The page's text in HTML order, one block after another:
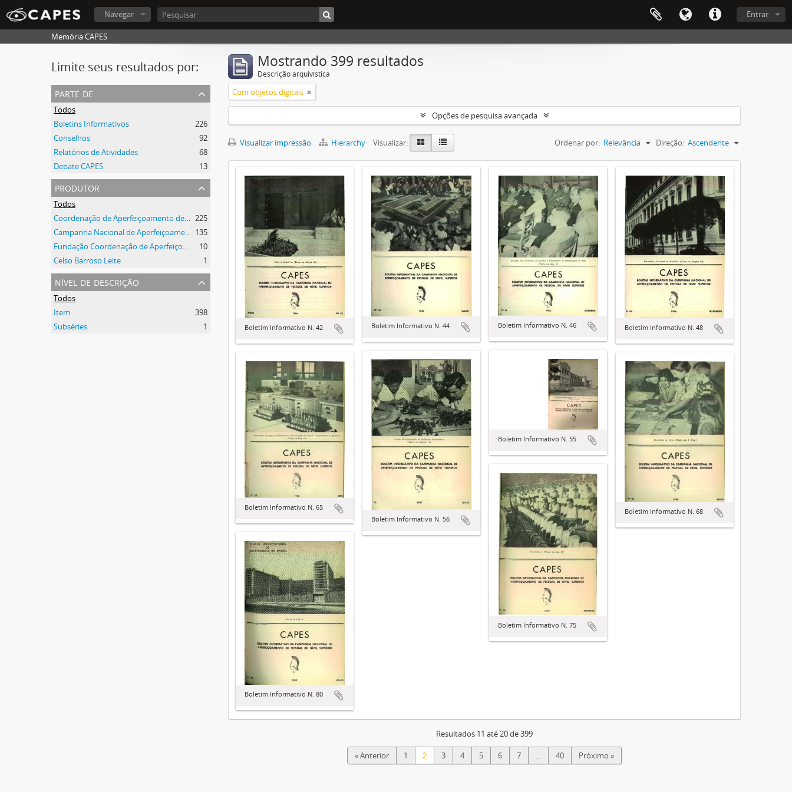
Entrar
Navegar
Memória CAPES
Limite seus resultados por:
parte de
Todos
Boletins Informativos
226
Conselhos
92
Relatórios de Atividades
68
Debate CAPES
13
produtor
Todos
Coordenação de Aperfeiçoamento de Pessoal de Nível Superior (CAPES) 225
Campanha Nacional de Aperfeiçoamento de Pessoal de Nível Superior (CAPES) 135
Fundação Coordenação de Aperfeiçoamento de Pessoal de Nível Superior (CAPES)
10
Celso Barroso Leite
1
nível de descrição
Todos
Item
398
Subséries
1
Mostrando 399 resultados
Descrição arquivística
Com objetos digitais
Opções de pesquisa avançada
Visualizar impressão Hierarchy Visualizar: Ordenar por: Relevância Direção: Ascendente
Boletim Informativo N. 42 Boletim Informativo N. 44 Boletim Informativo N. 46 Boletim Informativo N. 48
Boletim Informativo N. 55
Boletim Informativo N. 56
Boletim Informativo N. 65 Boletim Informativo N. 68
Boletim Informativo N. 75
Boletim Informativo N. 80
Resultados 11 até 20 de 399
« Anterior 1 2 3 4 5 6 7 ... 40 Próximo »